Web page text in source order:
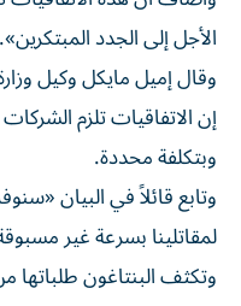
الأجل إلى الجدد المبتكرين».
وقال إميل مايكل وكيل
‌إن الاتفاقيات تلزم
وبتكلفة ⁠محددة.
وتابع قائلاً في البيان
لمقاتلينا ‌بسرعة غير
وتكثف البنتاغون